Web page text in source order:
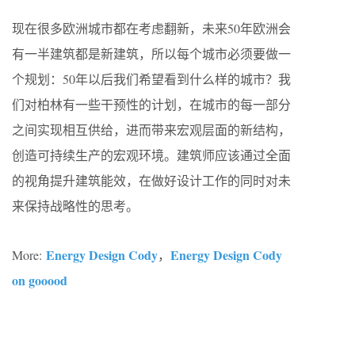
现在很多欧洲城市都在考虑翻新，未来50年欧洲会
有一半建筑都是新建筑，所以每个城市必须要做一
个规划：50年以后我们希望看到什么样的城市？我
们对柏林有一些干预性的计划，在城市的每一部分
之间实现相互供给，进而带来宏观层面的新结构，
创造可持续生产的宏观环境。建筑师应该通过全面
的视角提升建筑能效，在做好设计工作的同时对未
来保持战略性的思考。
More: Energy Design Cody， Energy Design Cody
on gooood